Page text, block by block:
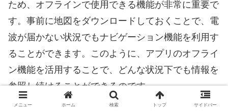
ため、オフラインで使用できる機能が非常に重要で
す。事前に地図をダウンロードしておくことで、電
波が届かない状況でもナビゲーション機能を利用す
ることができます。このように、アプリのオフライ
ン機能を活用することで、どんな状況下でも情報を
参照し続けることができるのです。
メニュー ホーム 検索 トップ サイドバー